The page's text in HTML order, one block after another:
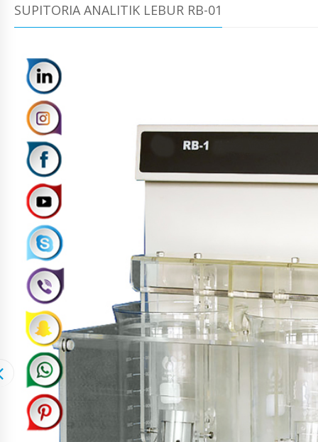
SUPITORIA ANALITIK LEBUR RB-01